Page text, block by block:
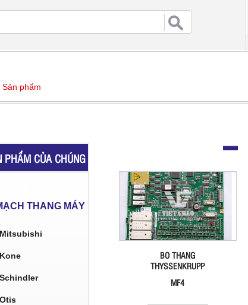
Sản phẩm
PHẨM CỦA CHÚNG
THANG MÁY
BO THANG
THYSSENKRUPP
MF4